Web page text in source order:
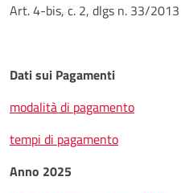
Art. 4-bis, c. 2, dlgs n. 33/2013
Dati sui Pagamenti
modalità di pagamento
tempi di pagamento
Anno 2025